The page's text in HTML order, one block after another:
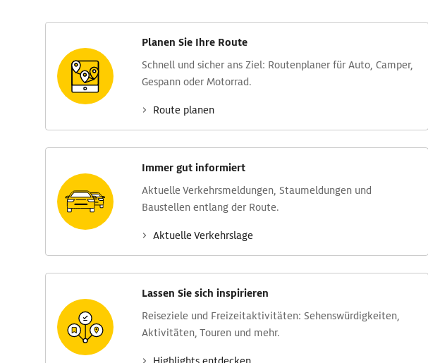
Planen Sie Ihre Route
Schnell und sicher ans Ziel: Routen­planer für Auto, Camper,
Gespann oder Motorrad.
Route planen
Immer gut informiert
Aktuelle Verkehrs­meldungen, Stau­meldungen und
Baustellen entlang der Route.
Aktuelle Verkehrs­lage
Lassen Sie sich inspirieren
Reise­ziele und Freizeit­aktivitäten: Sehens­würdig­keiten,
Aktivitäten, Touren und mehr.